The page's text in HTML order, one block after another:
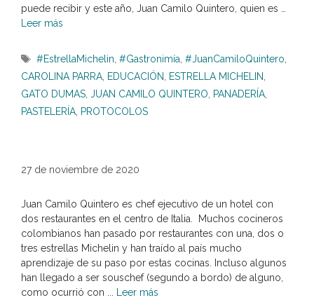
puede recibir y este año, Juan Camilo Quintero, quien es …
Leer más
Etiquetas
#EstrellaMichelin ,#Gastronimía ,#JuanCamiloQuintero
CAROLINA PARRA EDUCACIÓN ESTRELLA MICHELIN
GATO DUMAS JUAN CAMILO QUINTERO PANADERÍA
PASTELERÍA PROTOCOLOS
27 de noviembre de 2020
Juan Camilo Quintero es chef ejecutivo de un hotel con
dos restaurantes en el centro de Italia. Muchos cocineros
colombianos han pasado por restaurantes con una, dos o
tres estrellas Michelin y han traído al país mucho
aprendizaje de su paso por estas cocinas. Incluso algunos
han llegado a ser souschef (segundo a bordo) de alguno,
como ocurrió con ...
Leer más